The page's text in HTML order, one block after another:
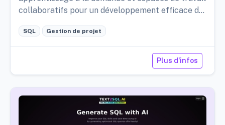
collaboratifs pour un développement efficace de
SQL Gestion de projet
Plus d'infos